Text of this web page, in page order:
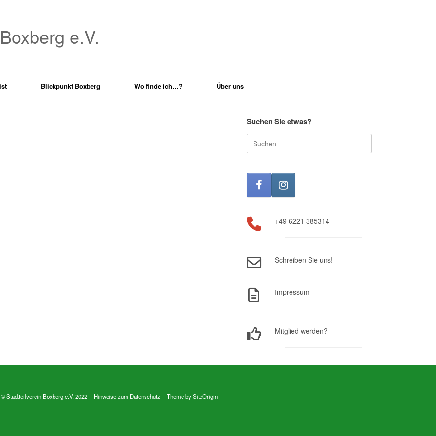
e.V.
Blickpunkt Boxberg Wo finde ich…? Über uns
Suchen Sie etwas?
nach:
+49 6221 385314
Schreiben Sie uns!
Impressum
Mitglied werden?
© Stadtteilverein Boxberg e.V. 2022 Hinweise zum Datenschutz Theme bySiteOrigin